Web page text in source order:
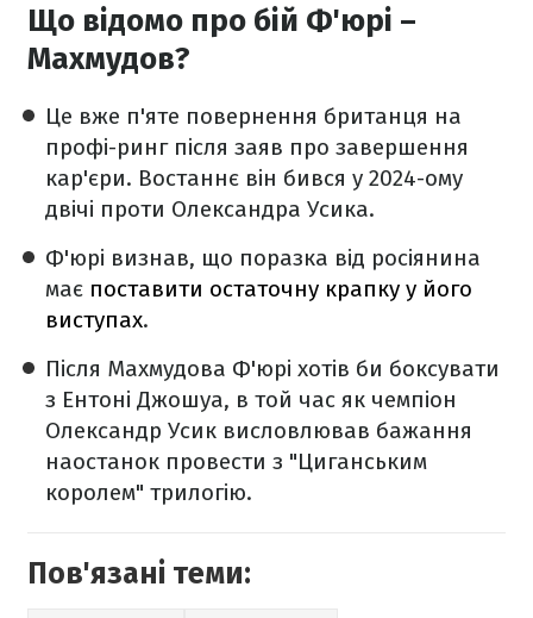
Що відомо про бій Ф'юрі –
Махмудов?
Це вже п'яте повернення британця на
профі-ринг після заяв про завершення
кар'єри. Востаннє він бився у 2024-ому
двічі проти Олександра Усика.
Ф'юрі визнав, що поразка від росіянина
має поставити остаточну крапку у його
виступах.
Після Махмудова Ф'юрі хотів би боксувати
з Ентоні Джошуа, в той час як чемпіон
Олександр Усик висловлював бажання
наостанок провести з "Циганським
королем" трилогію.
Пов'язані теми: